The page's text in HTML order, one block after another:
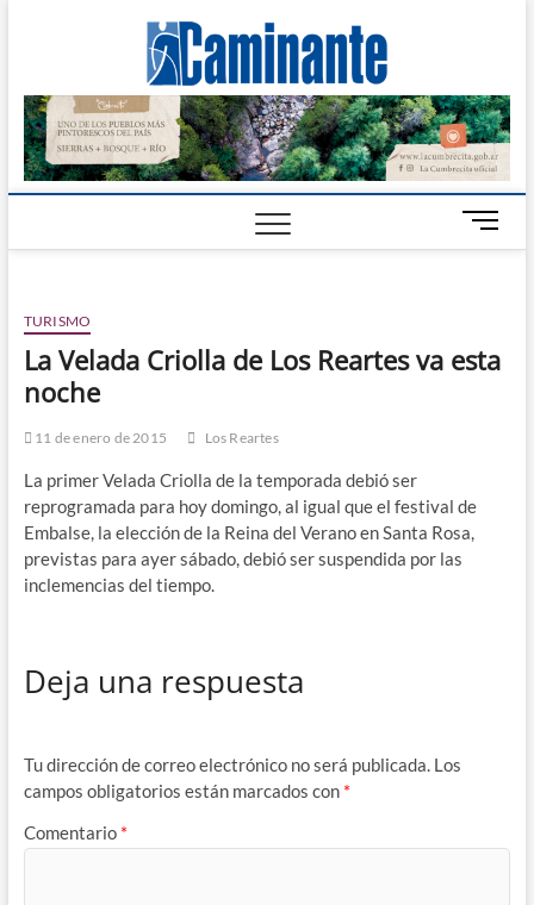
Digital
CALAMUCHITA
B
o
d
e
TURISMO
La Velada Criolla de Los Reartes va esta
noche
11 de enero de 2015 Los Reartes
La primer Velada Criolla de la temporada debió ser
reprogramada para hoy domingo, al igual que el festival de
Embalse, la elección de la Reina del Verano en Santa Rosa,
previstas para ayer sábado, debió ser suspendida por las
inclemencias del tiempo.
Deja una respuesta
Tu dirección de correo electrónico no será publicada. Los
campos obligatorios están marcados con *
Comentario *